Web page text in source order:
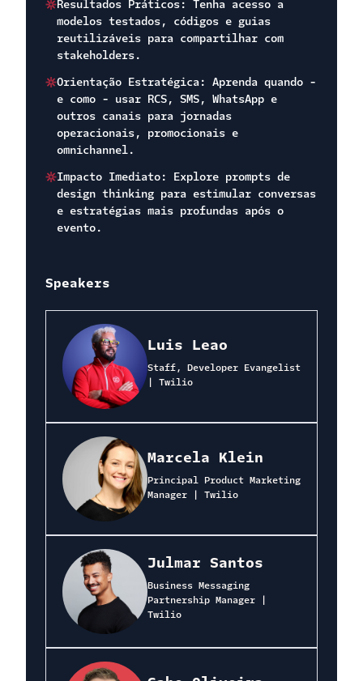
Resultados Práticos: Tenha acesso a
modelos testados, códigos e guias
reutilizáveis para compartilhar com
stakeholders.
Orientação Estratégica: Aprenda quando -
e como - usar RCS, SMS, WhatsApp e
outros canais para jornadas
operacionais, promocionais e
omnichannel.
Impacto Imediato: Explore prompts de
design thinking para estimular conversas
e estratégias mais profundas após o
evento.
Speakers
Luis Leao
Staff, Developer Evangelist
| Twilio
Marcela Klein
Principal Product Marketing
Manager | Twilio
Julmar Santos
Business Messaging
Partnership Manager |
Twilio